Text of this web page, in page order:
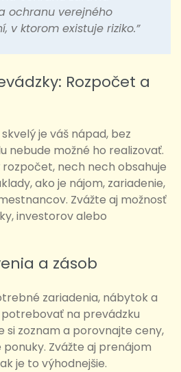
ochranu verejného
v ktorom existuje riziko.”
Rozpočet a
je váš nápad, bez
nebude možné ho realizovať.
nech nech obsahuje
ako je nájom, zariadenie,
Zvážte aj možnosť
investorov alebo
a zásob
zariadenia, nábytok a
na prevádzku
si zoznam a porovnajte ceny,
Zvážte aj prenájom
je to výhodnejšie.